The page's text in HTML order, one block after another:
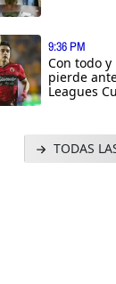
9:36 PM
Con todo
pierde
Leagues
TODAS